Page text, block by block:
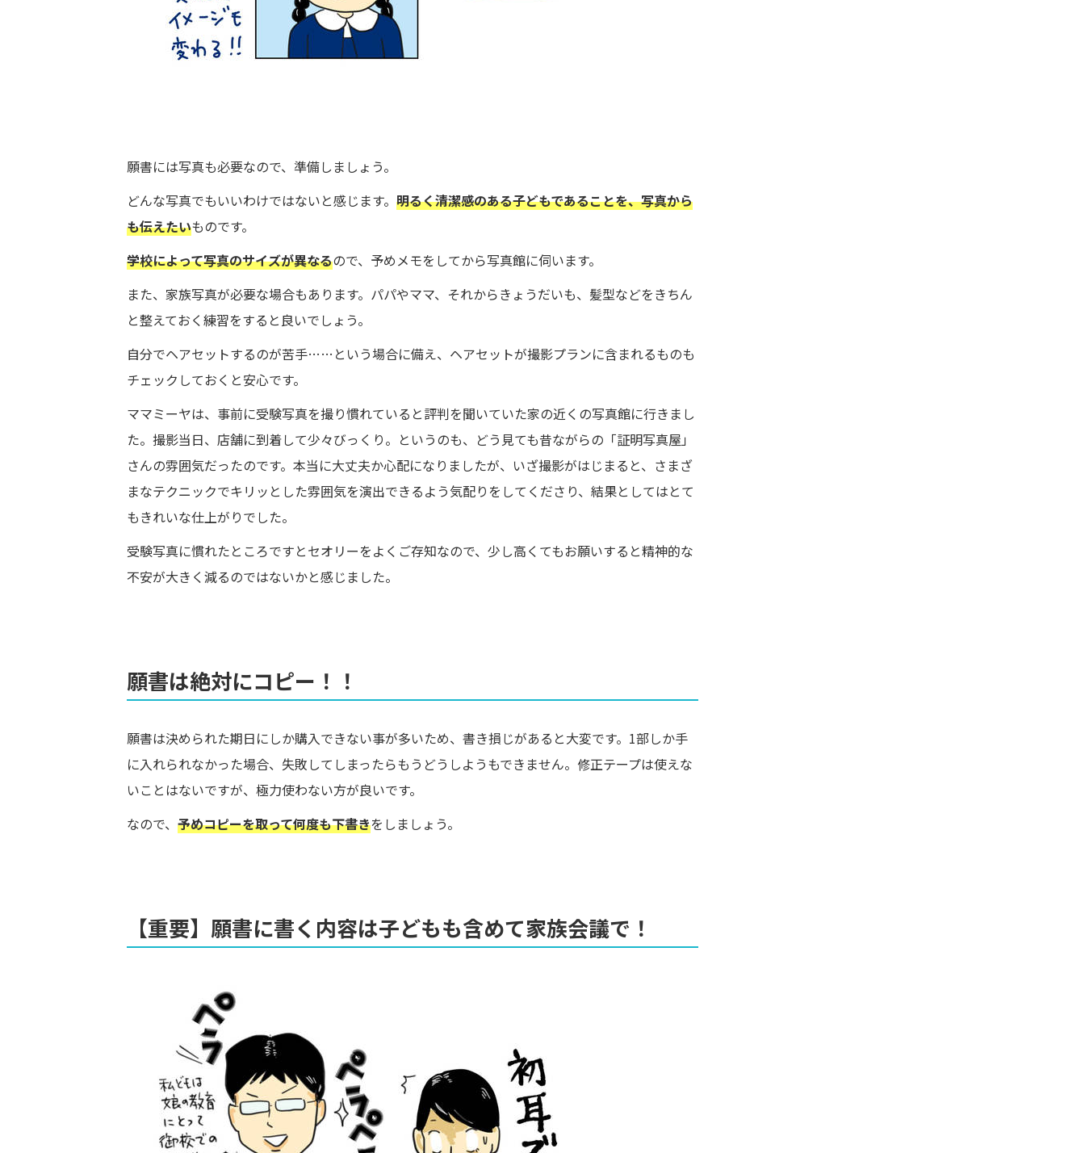
願書には写真も必要なので、準備しましょう。
どんな写真でもいいわけではないと感じます。 明るく清潔感のある子どもであることを、写真から
も伝えたいものです。
学校によって写真のサイズが異なるので、予めメモをしてから写真館に伺います。
また、家族写真が必要な場合もあります。パパやママ、それからきょうだいも、髪型などをきちん
と整えておく練習をすると良いでしょう。
自分でヘアセットするのが苦手……という場合に備え、ヘアセットが撮影プランに含まれるものも
チェックしておくと安心です。
ママミーヤは、事前に受験写真を撮り慣れていると評判を聞いていた家の近くの写真館に行きまし
た。撮影当日、店舗に到着して少々びっくり。というのも、どう見ても昔ながらの「証明写真屋」
さんの雰囲気だったのです。本当に大丈夫か心配になりましたが、いざ撮影がはじまると、さまざ
まなテクニックでキリッとした雰囲気を演出できるよう気配りをしてくださり、結果としてはとて
もきれいな仕上がりでした。
受験写真に慣れたところですとセオリーをよくご存知なので、少し高くてもお願いすると精神的な
不安が大きく減るのではないかと感じました。
願書は絶対にコピー！！
願書は決められた期日にしか購入できない事が多いため、書き損じがあると大変です。1部しか手
に入れられなかった場合、失敗してしまったらもうどうしようもできません。修正テープは使えな
いことはないですが、極力使わない方が良いです。
なので、 予めコピーを取って何度も下書きをしましょう。
【重要】願書に書く内容は子どもも含めて家族会議で！